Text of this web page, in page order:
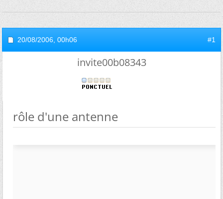
20/08/2006, 00h06 #1
invite00b08343
rôle d'une antenne